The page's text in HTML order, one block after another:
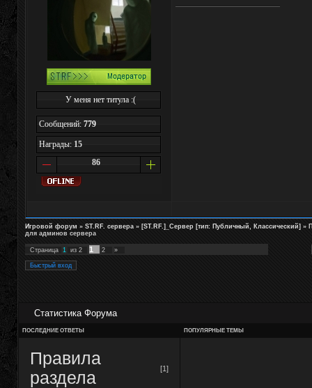
У меня нет титула :(
Сообщений: 779
Награды: 15
86
Игровой форум » ST.RF. сервера » [ST.RF.]_Сервер [тип: Публичный, Классический] »
для админов сервера
Страница 1 из 2 1 2 »
Статистика Форума
ПОСЛЕДНИЕ ОТВЕТЫ ПОПУЛЯРНЫЕ ТЕМЫ
Правила
раздела
[1]